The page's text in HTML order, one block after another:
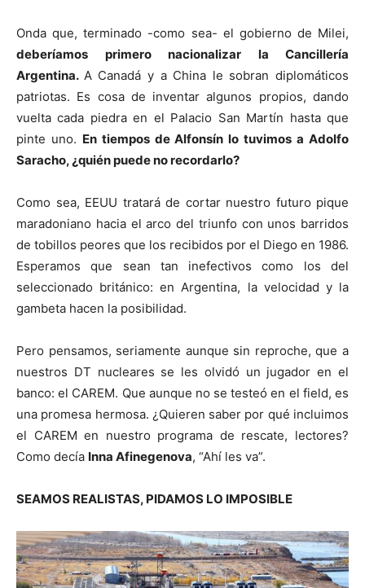
Onda que, terminado -como sea- el gobierno de Milei,
deberíamos primero nacionalizar la Cancillería
Argentina. A Canadá y a China le sobran diplomáticos
patriotas. Es cosa de inventar algunos propios, dando
vuelta cada piedra en el Palacio San Martín hasta que
pinte uno. En tiempos de Alfonsín lo tuvimos a Adolfo
Saracho, ¿quién puede no recordarlo?
Como sea, EEUU tratará de cortar nuestro futuro pique
maradoniano hacia el arco del triunfo con unos barridos
de tobillos peores que los recibidos por el Diego en 1986.
Esperamos que sean tan inefectivos como los del
seleccionado británico: en Argentina, la velocidad y la
gambeta hacen la posibilidad.
Pero pensamos, seriamente aunque sin reproche, que a
nuestros DT nucleares se les olvidó un jugador en el
banco: el CAREM. Que aunque no se testeó en el field, es
una promesa hermosa. ¿Quieren saber por qué incluimos
el CAREM en nuestro programa de rescate, lectores?
Como decía Inna Afinegenova, “Ahí les va”.
SEAMOS REALISTAS, PIDAMOS LO IMPOSIBLE